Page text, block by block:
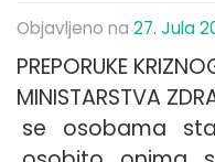
Objavljeno na 27. Jula
PREPORUKE
MINISTARSTVA
se osobama